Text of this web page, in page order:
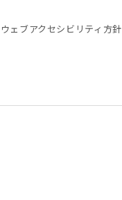
ウェブアクセシビリティ方針